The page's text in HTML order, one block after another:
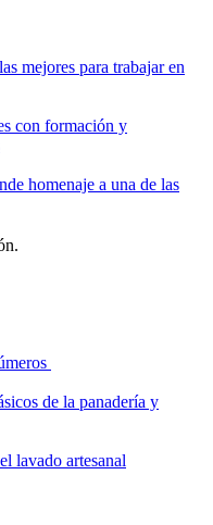
mejores para trabajar en
con formación y
homenaje a una de las
de la panadería y
lavado artesanal